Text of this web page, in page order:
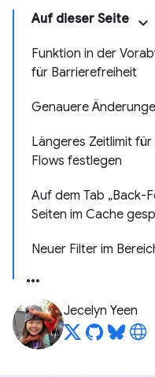
Auf dieser Seite
Funktion in der
für Barrierefreiheit
Genauere
Längeres Zeitlimit
Flows festlegen
Auf dem Tab „Back-
Seiten im Cache
Neuer Filter im
Jecelyn Yeen